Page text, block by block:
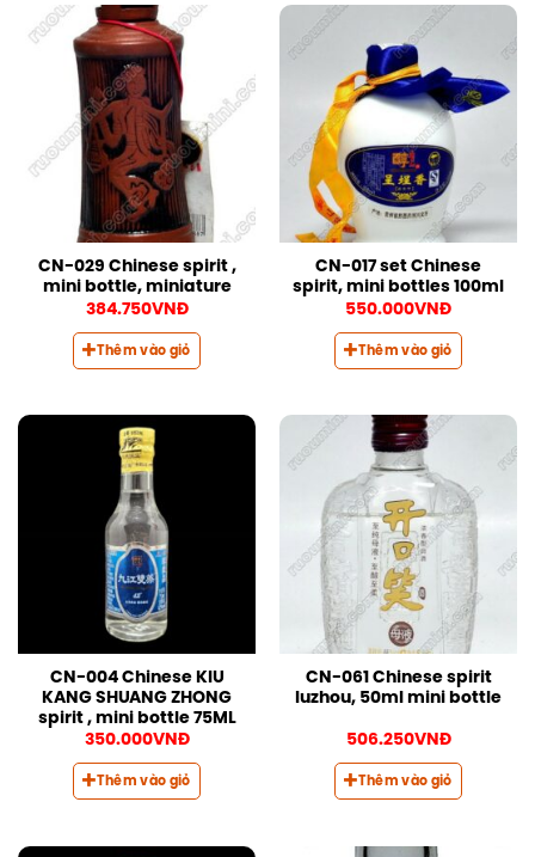
CN-029 Chinese spirit ,
mini bottle, miniature
384.750VNĐ
Thêm vào giỏ
CN-017 set Chinese
spirit, mini bottles 100ml
550.000VNĐ
Thêm vào giỏ
CN-004 Chinese KIU
KANG SHUANG ZHONG
spirit , mini bottle 75ML
350.000VNĐ
Thêm vào giỏ
CN-061 Chinese spirit
luzhou, 50ml mini bottle
506.250VNĐ
Thêm vào giỏ